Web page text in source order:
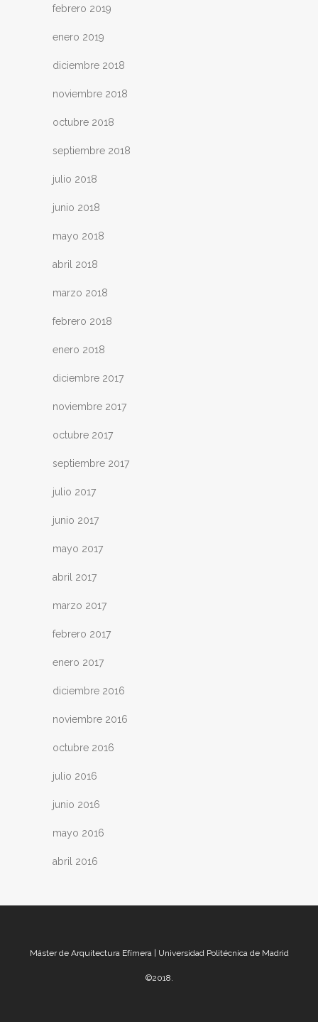
febrero 2019
enero 2019
diciembre 2018
noviembre 2018
octubre 2018
septiembre 2018
julio 2018
junio 2018
mayo 2018
abril 2018
marzo 2018
febrero 2018
enero 2018
diciembre 2017
noviembre 2017
octubre 2017
septiembre 2017
julio 2017
junio 2017
mayo 2017
abril 2017
marzo 2017
febrero 2017
enero 2017
diciembre 2016
noviembre 2016
octubre 2016
julio 2016
junio 2016
mayo 2016
abril 2016
Máster de Arquitectura Efímera | Universidad Politécnica de Madrid
©2018.